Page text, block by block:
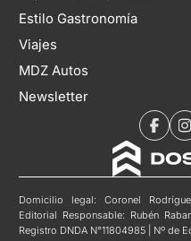
Estilo Gastronomía
Viajes
MDZ Autos
Newsletter
Domicilio legal: Coronel
Editorial Responsable: Rubén
Registro DNDA N°11804985 | Nº